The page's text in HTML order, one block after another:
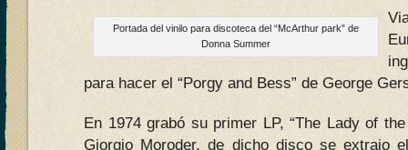
Portada del vinilo para discoteca del “McArthur park” de
Donna Summer
para hacer el “Porgy and Bess” de George
En 1974 grabó su primer LP, “The Lady of
Giorgio Moroder, de dicho disco se extrajo